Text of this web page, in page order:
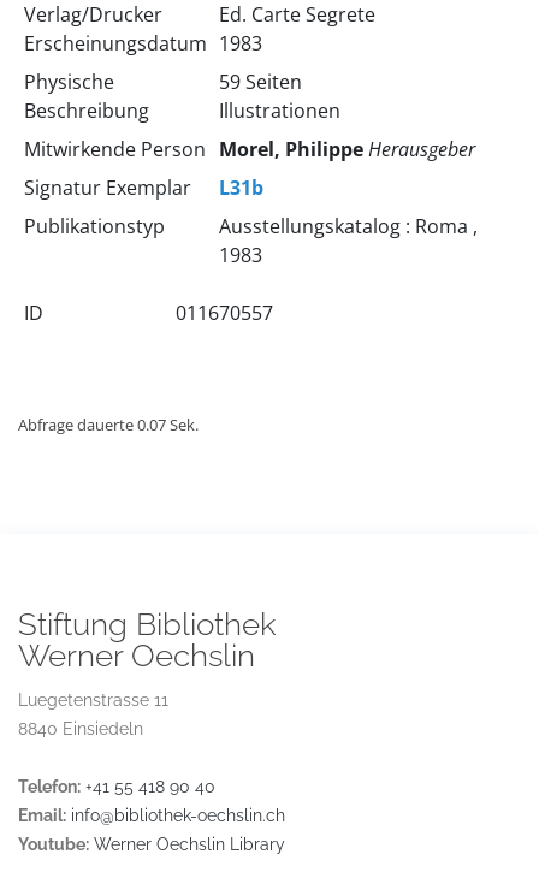
Verlag/Drucker
Erscheinungsdatum
Ed. Carte Segrete
1983
Physische
Beschreibung
59 Seiten
Illustrationen
Mitwirkende Person Morel, PhilippeHerausgeber
Signatur Exemplar
L31b
Publikationstyp
Ausstellungskatalog : Roma ,
1983
ID 011670557
Abfrage dauerte 0.07 Sek.
Stiftung Bibliothek
Werner Oechslin
Luegetenstrasse 11
8840 Einsiedeln
Telefon: +41 55 418 90 40
Email: info@bibliothek-oechslin.ch
Youtube: Werner Oechslin Library